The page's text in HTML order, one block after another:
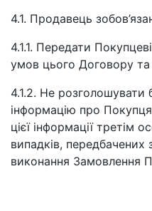
4.1. Продавець
4.1.1. Передати
умов цього Договору
4.1.2. Не розголошувати
інформацію про
цієї інформації третім
випадків, передбачених
виконання Замовлення